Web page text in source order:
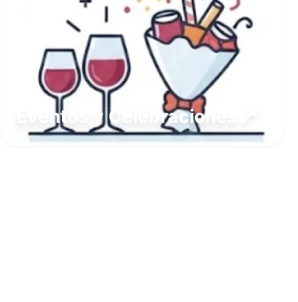
Eventos y Celebraciones